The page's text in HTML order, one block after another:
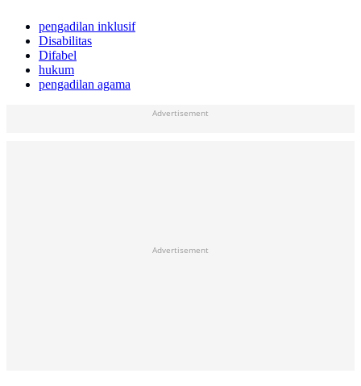
pengadilan inklusif
Disabilitas
Difabel
hukum
pengadilan agama
Advertisement
Advertisement